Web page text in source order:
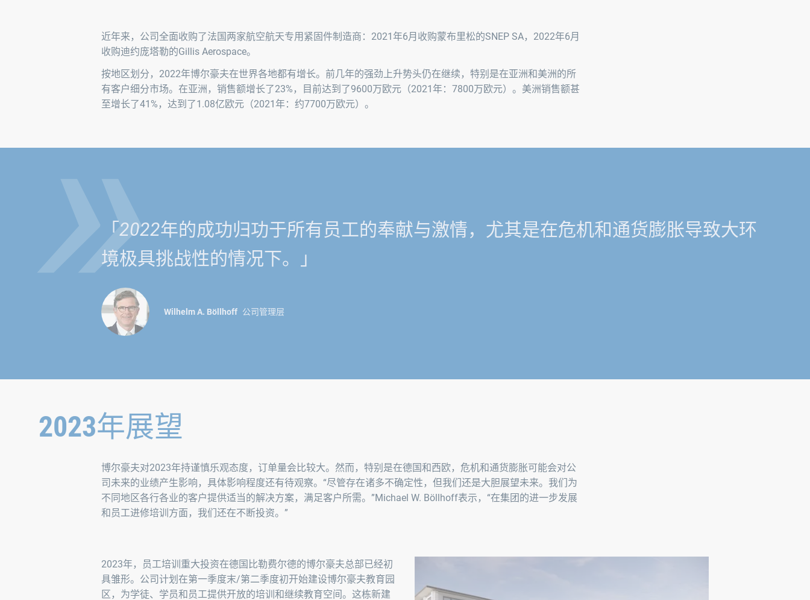
近年来，公司全面收购了法国两家航空航天专用紧固件制造商：2021年6月收购蒙布里松的SNEP SA，2022年6月
收购迪约庞塔勒的Gillis Aerospace。
按地区划分，2022年博尔豪夫在世界各地都有增长。前几年的强劲上升势头仍在继续，特别是在亚洲和美洲的所
有客户细分市场。在亚洲，销售额增长了23%，目前达到了9600万欧元（2021年：7800万欧元）。美洲销售额甚
至增长了41%，达到了1.08亿欧元（2021年：约7700万欧元）。
「2022年的成功归功于所有员工的奉献与激情，尤其是在危机和通货膨胀导致大环
境极具挑战性的情况下。」
Wilhelm A. Böllhoff 公司管理层
»
2023年展望
博尔豪夫对2023年持谨慎乐观态度，订单量会比较大。然而，特别是在德国和西欧，危机和通货膨胀可能会对公
司未来的业绩产生影响，具体影响程度还有待观察。“尽管存在诸多不确定性，但我们还是大胆展望未来。我们为
不同地区各行各业的客户提供适当的解决方案，满足客户所需。”Michael W. Böllhoff表示，“在集团的进一步发展
和员工进修培训方面，我们还在不断投资。”
2023年，员工培训重大投资在德国比勒费尔德的博尔豪夫总部已经初
具雏形。公司计划在第一季度末/第二季度初开始建设博尔豪夫教育园
区，为学徒、学员和员工提供开放的培训和继续教育空间。这栋新建